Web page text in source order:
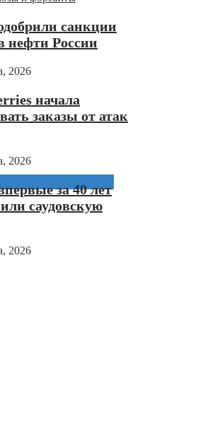
санкции
нефти России
2026
начала
заказы от атак
2026
за 40 лет
саудовскую
2026